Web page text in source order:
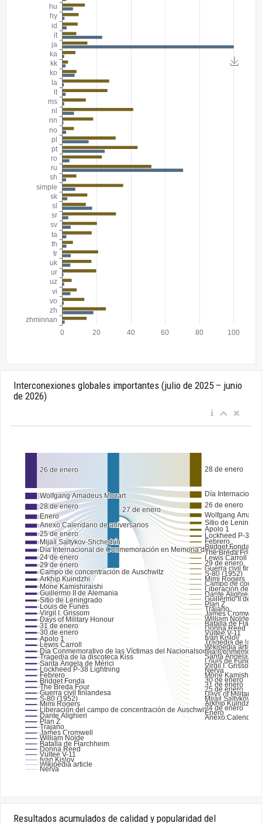
Interconexiones globales importantes (julio de 2025 – junio
de 2026)
Resultados acumulados de calidad y popularidad del